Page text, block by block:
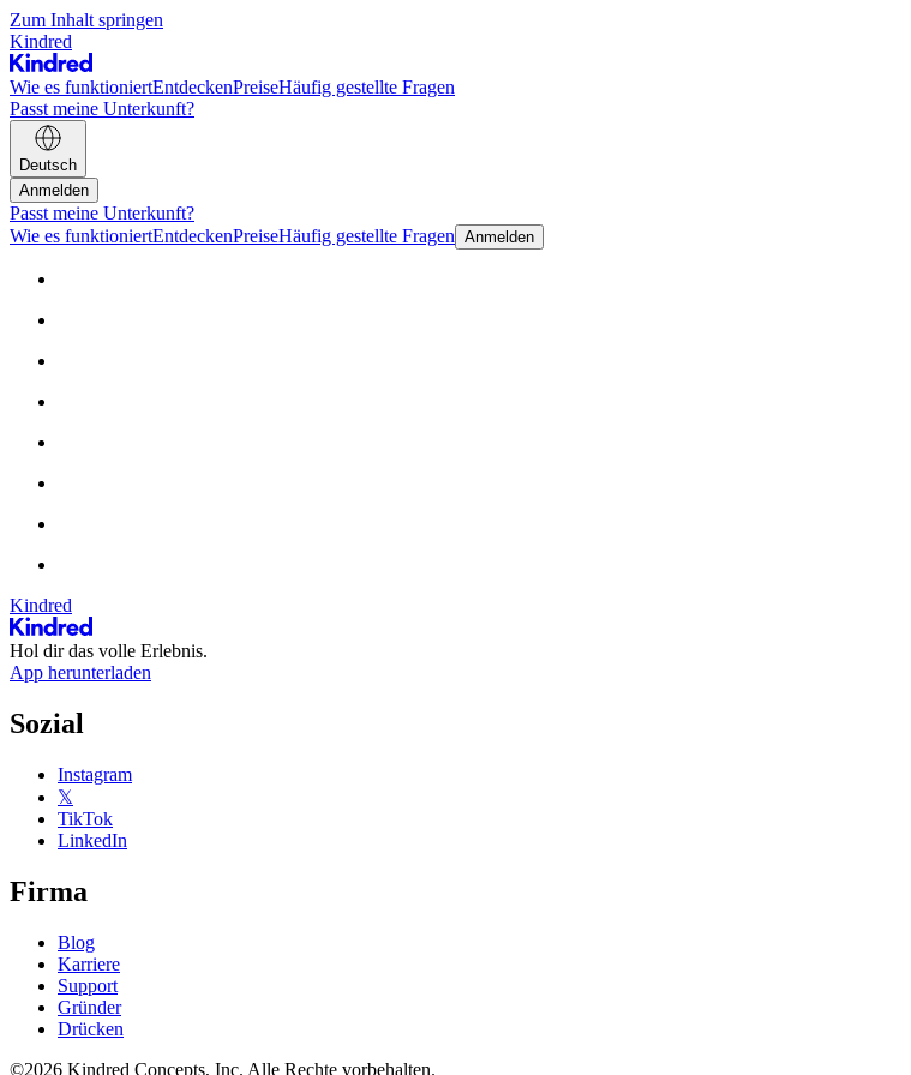
Zum Inhalt springen
Kindred
Wie es funktioniertEntdeckenPreiseHäufig gestellte Fragen
Passt meine Unterkunft?
Deutsch
Anmelden
Passt meine Unterkunft?
Wie es funktioniertEntdeckenPreiseHäufig gestellte Fragen Anmelden
Kindred
Hol dir das volle Erlebnis.
App herunterladen
Sozial
Instagram
𝕏
TikTok
LinkedIn
Firma
Blog
Karriere
Support
Gründer
Drücken
©2026 Kindred Concepts, Inc. Alle Rechte vorbehalten.